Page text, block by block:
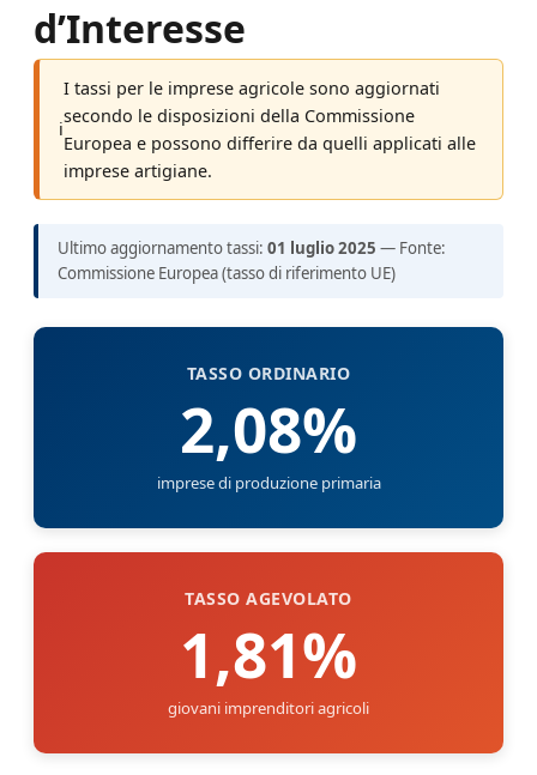
d’Interesse
ℹ
I tassi per le imprese agricole sono aggiornati
secondo le disposizioni della Commissione
Europea e possono differire da quelli applicati alle
imprese artigiane.
Ultimo aggiornamento tassi: 01 luglio 2025 — Fonte:
Commissione Europea (tasso di riferimento UE)
TASSO ORDINARIO
2,08%
imprese di produzione primaria
TASSO AGEVOLATO
1,81%
giovani imprenditori agricoli